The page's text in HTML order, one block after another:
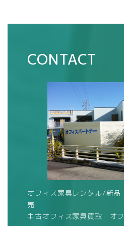
CONTACT
オフィス家具レンタル/新品
売
中古オフィス家具買取 オ